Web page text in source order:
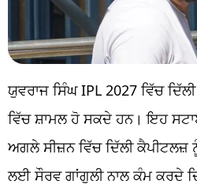
ਯੁਵਰਾਜ ਸਿੰਘ IPL 2027 ਵਿੱਚ
ਵਿੱਚ ਸ਼ਾਮਲ ਹੋ ਸਕਦੇ ਹਨ। ਇਹ
ਅਗਲੇ ਸੀਜ਼ਨ ਵਿੱਚ ਦਿੱਲੀ ਕੈਪੀਟਲਜ਼
ਲਈ ਸੌਰਵ ਗਾਂਗੁਲੀ ਨਾਲ ਕੰਮ ਕਰਦੇ